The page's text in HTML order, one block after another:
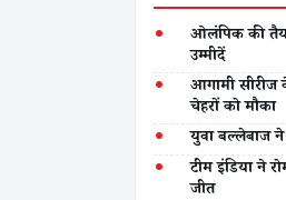
•
ओलंपिक की
उम्मीदें
•
आगामी सीरीज
चेहरों को मौका
• युवा बल्लेबाज
•
टीम इंडिया ने
जीत